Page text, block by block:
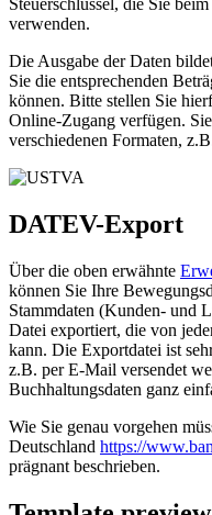
Steuerschlüssel, die Sie
verwenden.
Die Ausgabe der Daten
Sie die entsprechenden
können. Bitte stellen Sie
Online-Zugang verfügen.
verschiedenen Formaten,
DATEV-Export
Über die oben erwähnte
können Sie Ihre
Stammdaten (Kunden- und
Datei exportiert, die von
kann. Die Exportdatei ist
z.B. per E-Mail versendet
Buchhaltungsdaten ganz
Wie Sie genau vorgehen
Deutschland https://
prägnant beschrieben.